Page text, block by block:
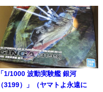
「1/1000 波動実験艦 銀河
（3199）」（ヤマトよ永遠に